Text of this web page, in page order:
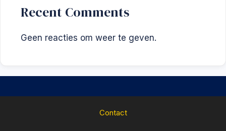
Recent Comments
Geen reacties om weer te geven.
Contact